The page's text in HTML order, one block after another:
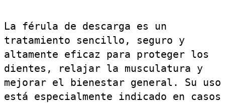
La férula de descarga es un
tratamiento sencillo, seguro y
altamente eficaz para proteger los
dientes, relajar la musculatura y
mejorar el bienestar general. Su uso
está especialmente indicado en casos